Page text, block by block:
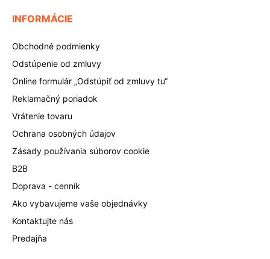
INFORMÁCIE
Obchodné podmienky
Odstúpenie od zmluvy
Online formulár „Odstúpiť od zmluvy tu“
Reklamačný poriadok
Vrátenie tovaru
Ochrana osobných údajov
Zásady používania súborov cookie
B2B
Doprava - cenník
Ako vybavujeme vaše objednávky
Kontaktujte nás
Predajňa